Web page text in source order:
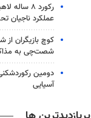
رکورد ۸
عملکرد ناجیان
کوچ بازیگران
شصت‌چی به
دومین
آسیایی